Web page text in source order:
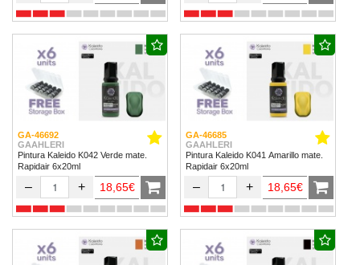
GA-46692
GAAHLERI
Pintura Kaleido K042 Verde mate.
Rapidair 6x20ml
– + 18,65€
GA-46685
GAAHLERI
Pintura Kaleido K041 Amarillo mate.
Rapidair 6x20ml
– + 18,65€